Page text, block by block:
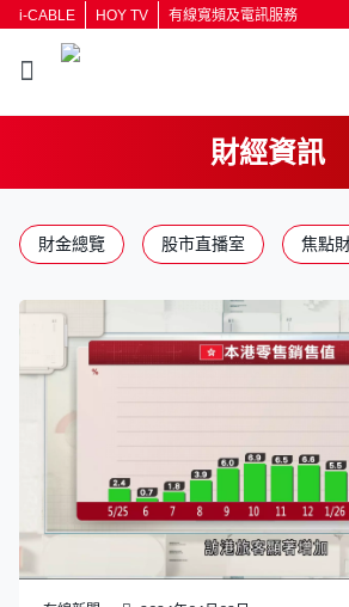
i-CABLE HOY TV 有線寬頻及電訊服務
財經資訊
財金總覽 股市直播室 焦點